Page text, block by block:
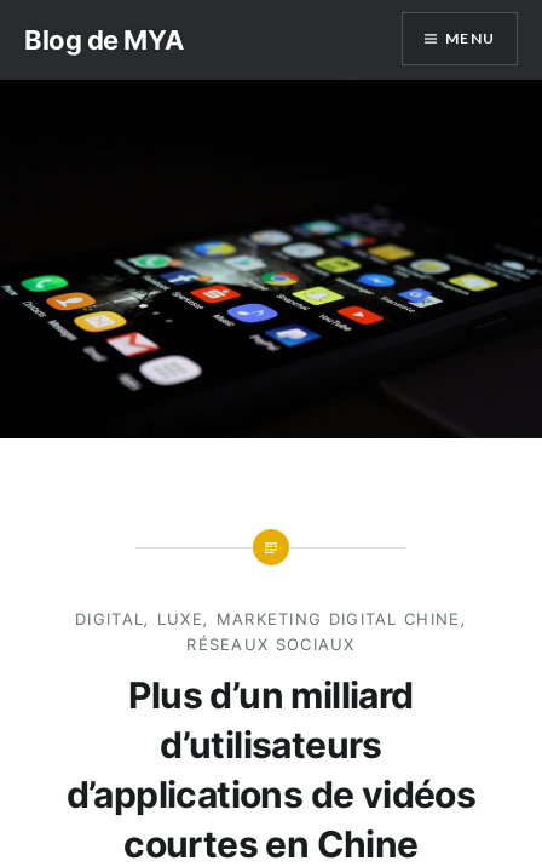
contenu
Blog de MYA MENU
DIGITAL , LUXE, MARKETING DIGITAL CHINE ,
RÉSEAUX SOCIAUX
Plus d’un milliard
d’utilisateurs
d’applications de vidéos
courtes en Chine